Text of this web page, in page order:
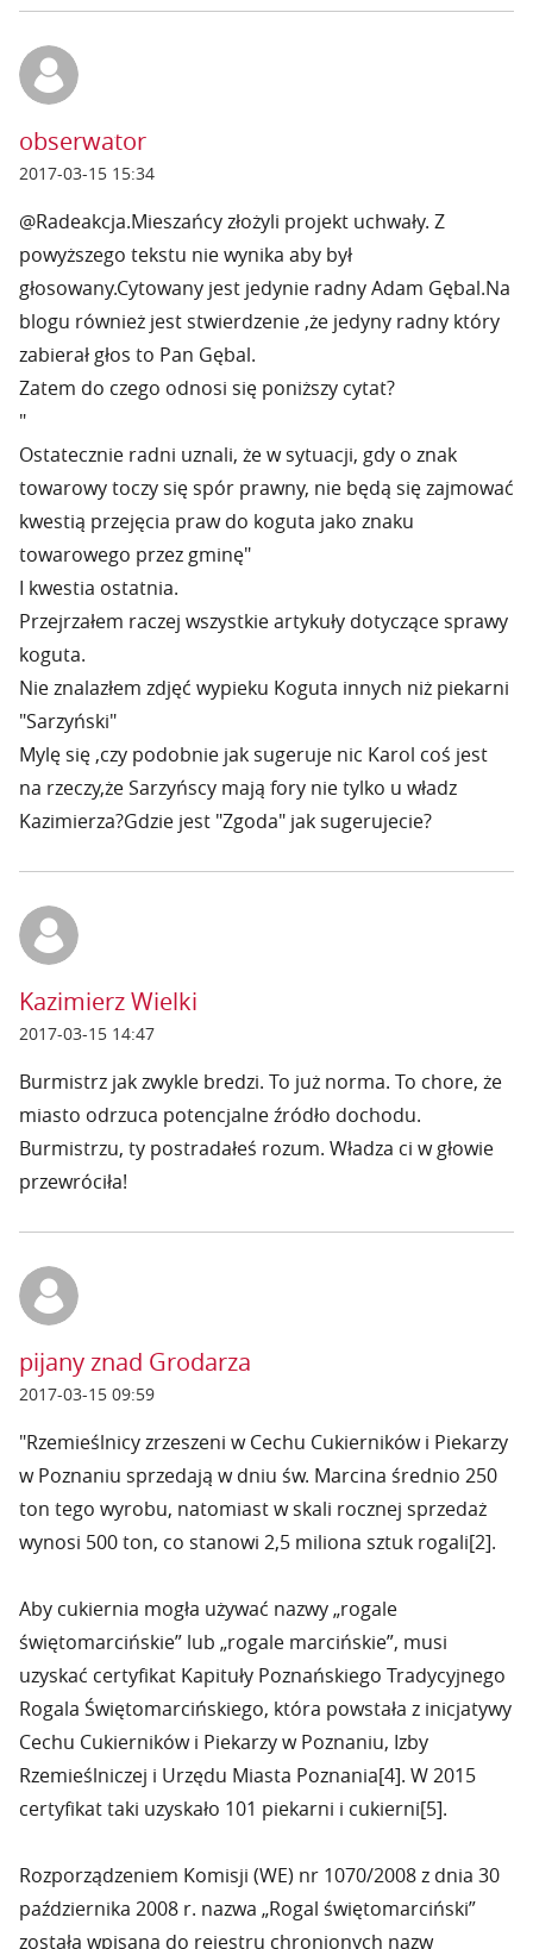
obserwator
2017-03-15 15:34
@Radeakcja.Mieszańcy złożyli projekt uchwały. Z
powyższego tekstu nie wynika aby był
głosowany.Cytowany jest jedynie radny Adam Gębal.Na
blogu również jest stwierdzenie ,że jedyny radny który
zabierał głos to Pan Gębal.
Zatem do czego odnosi się poniższy cytat?
"
Ostatecznie radni uznali, że w sytuacji, gdy o znak
towarowy toczy się spór prawny, nie będą się zajmować
kwestią przejęcia praw do koguta jako znaku
towarowego przez gminę"
I kwestia ostatnia.
Przejrzałem raczej wszystkie artykuły dotyczące sprawy
koguta.
Nie znalazłem zdjęć wypieku Koguta innych niż piekarni
"Sarzyński"
Mylę się ,czy podobnie jak sugeruje nic Karol coś jest
na rzeczy,że Sarzyńscy mają fory nie tylko u władz
Kazimierza?Gdzie jest "Zgoda" jak sugerujecie?
Kazimierz Wielki
2017-03-15 14:47
Burmistrz jak zwykle bredzi. To już norma. To chore, że
miasto odrzuca potencjalne źródło dochodu.
Burmistrzu, ty postradałeś rozum. Władza ci w głowie
przewróciła!
pijany znad Grodarza
2017-03-15 09:59
"Rzemieślnicy zrzeszeni w Cechu Cukierników i Piekarzy
w Poznaniu sprzedają w dniu św. Marcina średnio 250
ton tego wyrobu, natomiast w skali rocznej sprzedaż
wynosi 500 ton, co stanowi 2,5 miliona sztuk rogali[2].
Aby cukiernia mogła używać nazwy „rogale
świętomarcińskie” lub „rogale marcińskie”, musi
uzyskać certyfikat Kapituły Poznańskiego Tradycyjnego
Rogala Świętomarcińskiego, która powstała z inicjatywy
Cechu Cukierników i Piekarzy w Poznaniu, Izby
Rzemieślniczej i Urzędu Miasta Poznania[4]. W 2015
certyfikat taki uzyskało 101 piekarni i cukierni[5].
Rozporządzeniem Komisji (WE) nr 1070/2008 z dnia 30
października 2008 r. nazwa „Rogal świętomarciński”
została wpisana do rejestru chronionych nazw